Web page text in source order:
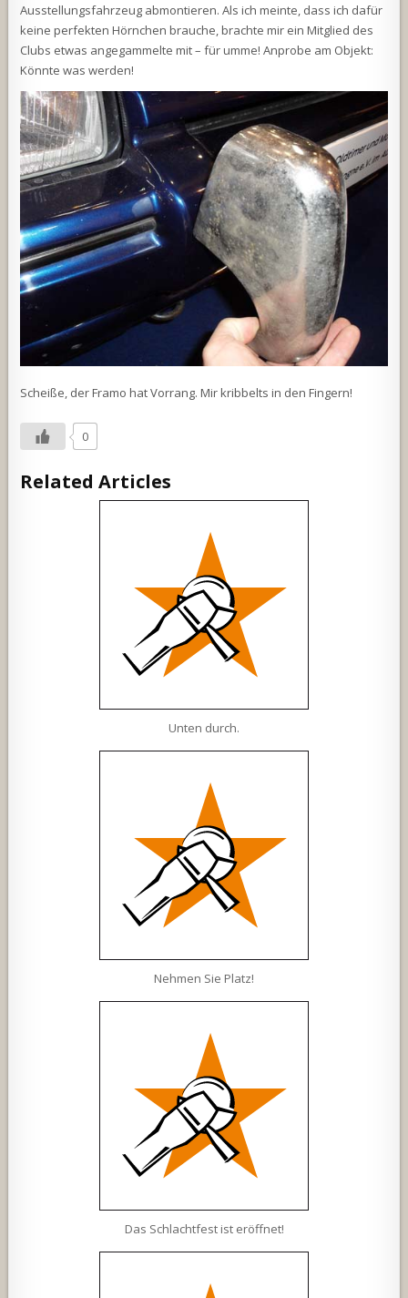
Ausstellungsfahrzeug abmontieren. Als ich meinte, dass ich dafür
keine perfekten Hörnchen brauche, brachte mir ein Mitglied des
Clubs etwas angegammelte mit – für umme! Anprobe am Objekt:
Könnte was werden!
Scheiße, der Framo hat Vorrang. Mir kribbelts in den Fingern!
0
Related Articles
Unten durch.
Nehmen Sie Platz!
Das Schlachtfest ist eröffnet!